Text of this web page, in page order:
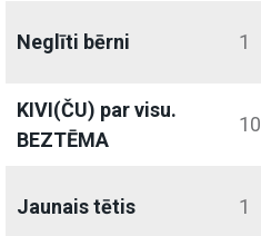
Neglīti bērni 1
KIVI(ČU) par visu.
BEZTĒMA
10
Jaunais tētis 1